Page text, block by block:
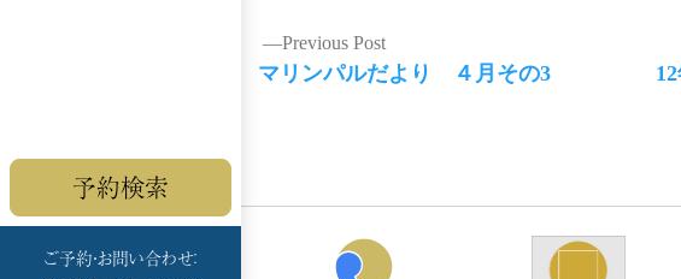
予約検索
ご予約・お問い合わせ：
投
ビ
Previous Post
Previous
マリンパルだより ４月その3